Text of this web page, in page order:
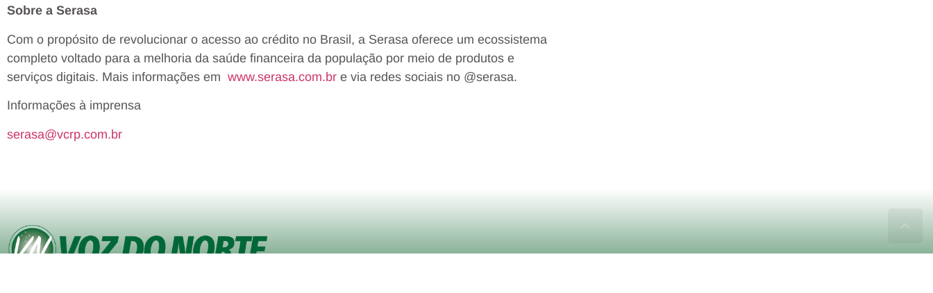
Sobre a Serasa
Com o propósito de revolucionar o acesso ao crédito no Brasil, a Serasa oferece um ecossistema
completo voltado para a melhoria da saúde financeira da população por meio de produtos e
serviços digitais. Mais informações em www.serasa.com.br e via redes sociais no @serasa.
Informações à imprensa
serasa@vcrp.com.br